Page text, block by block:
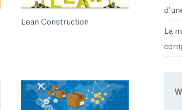
Lean Construction
La